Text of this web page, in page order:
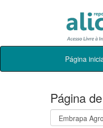
Skip
Página
Página